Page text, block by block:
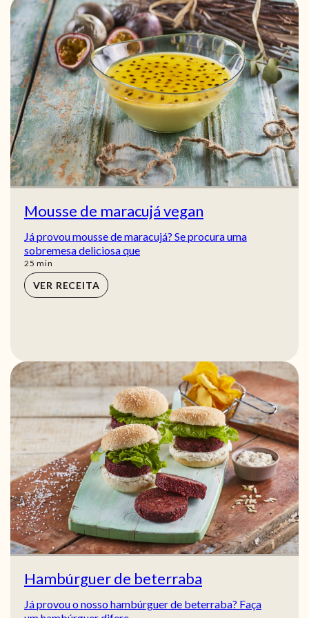
Mousse de maracujá vegan
Já provou mousse de maracujá? Se procura uma
sobremesa deliciosa que
25 min
min
VER RECEITA
Hambúrguer de beterraba
Já provou o nosso hambúrguer de beterraba? Faça